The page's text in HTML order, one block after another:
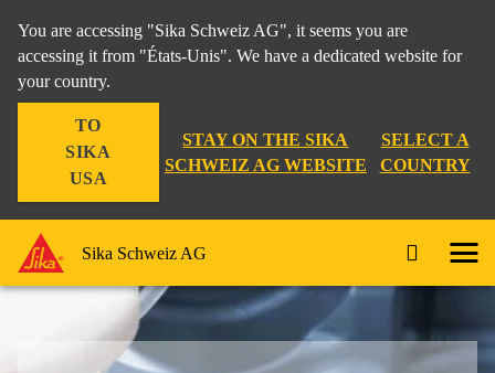
You are accessing "Sika Schweiz AG", it seems you are
accessing it from "États-Unis". We have a dedicated website for
your country.
TO
SIKA
USA
STAY ON THE SIKA
SCHWEIZ AG WEBSITE
SELECT A
COUNTRY
Sika Schweiz AG